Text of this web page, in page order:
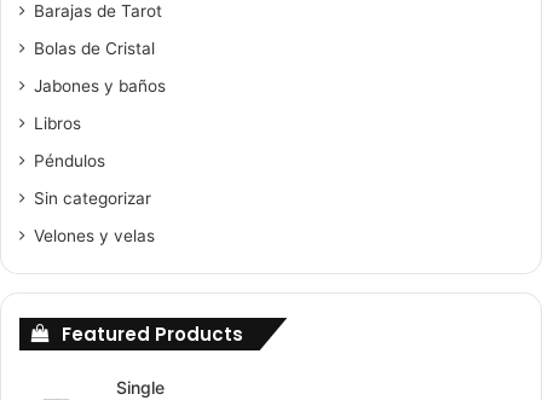
Barajas de Tarot
Bolas de Cristal
Jabones y baños
Libros
Péndulos
Sin categorizar
Velones y velas
Featured Products
Single